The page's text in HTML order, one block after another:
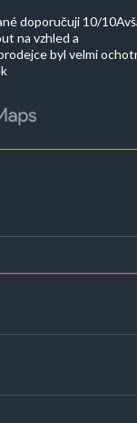
doporučuji 10/
na vzhled a
byl velmi